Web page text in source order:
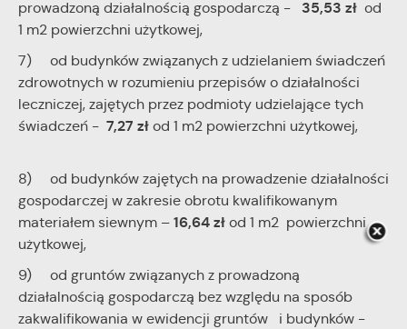
prowadzoną działalnością gospodarczą - 35,53 zł od
1 m2 powierzchni użytkowej,
7) od budynków związanych z udzielaniem świadczeń
zdrowotnych w rozumieniu przepisów o działalności
leczniczej, zajętych przez podmioty udzielające tych
świadczeń - 7,27 zł od 1 m2 powierzchni użytkowej,
8) od budynków zajętych na prowadzenie działalności
gospodarczej w zakresie obrotu kwalifikowanym
materiałem siewnym – 16,64 zł od 1 m2 powierzchni
użytkowej,
9) od gruntów związanych z prowadzoną
działalnością gospodarczą bez względu na sposób
zakwalifikowania w ewidencji gruntów i budynków -